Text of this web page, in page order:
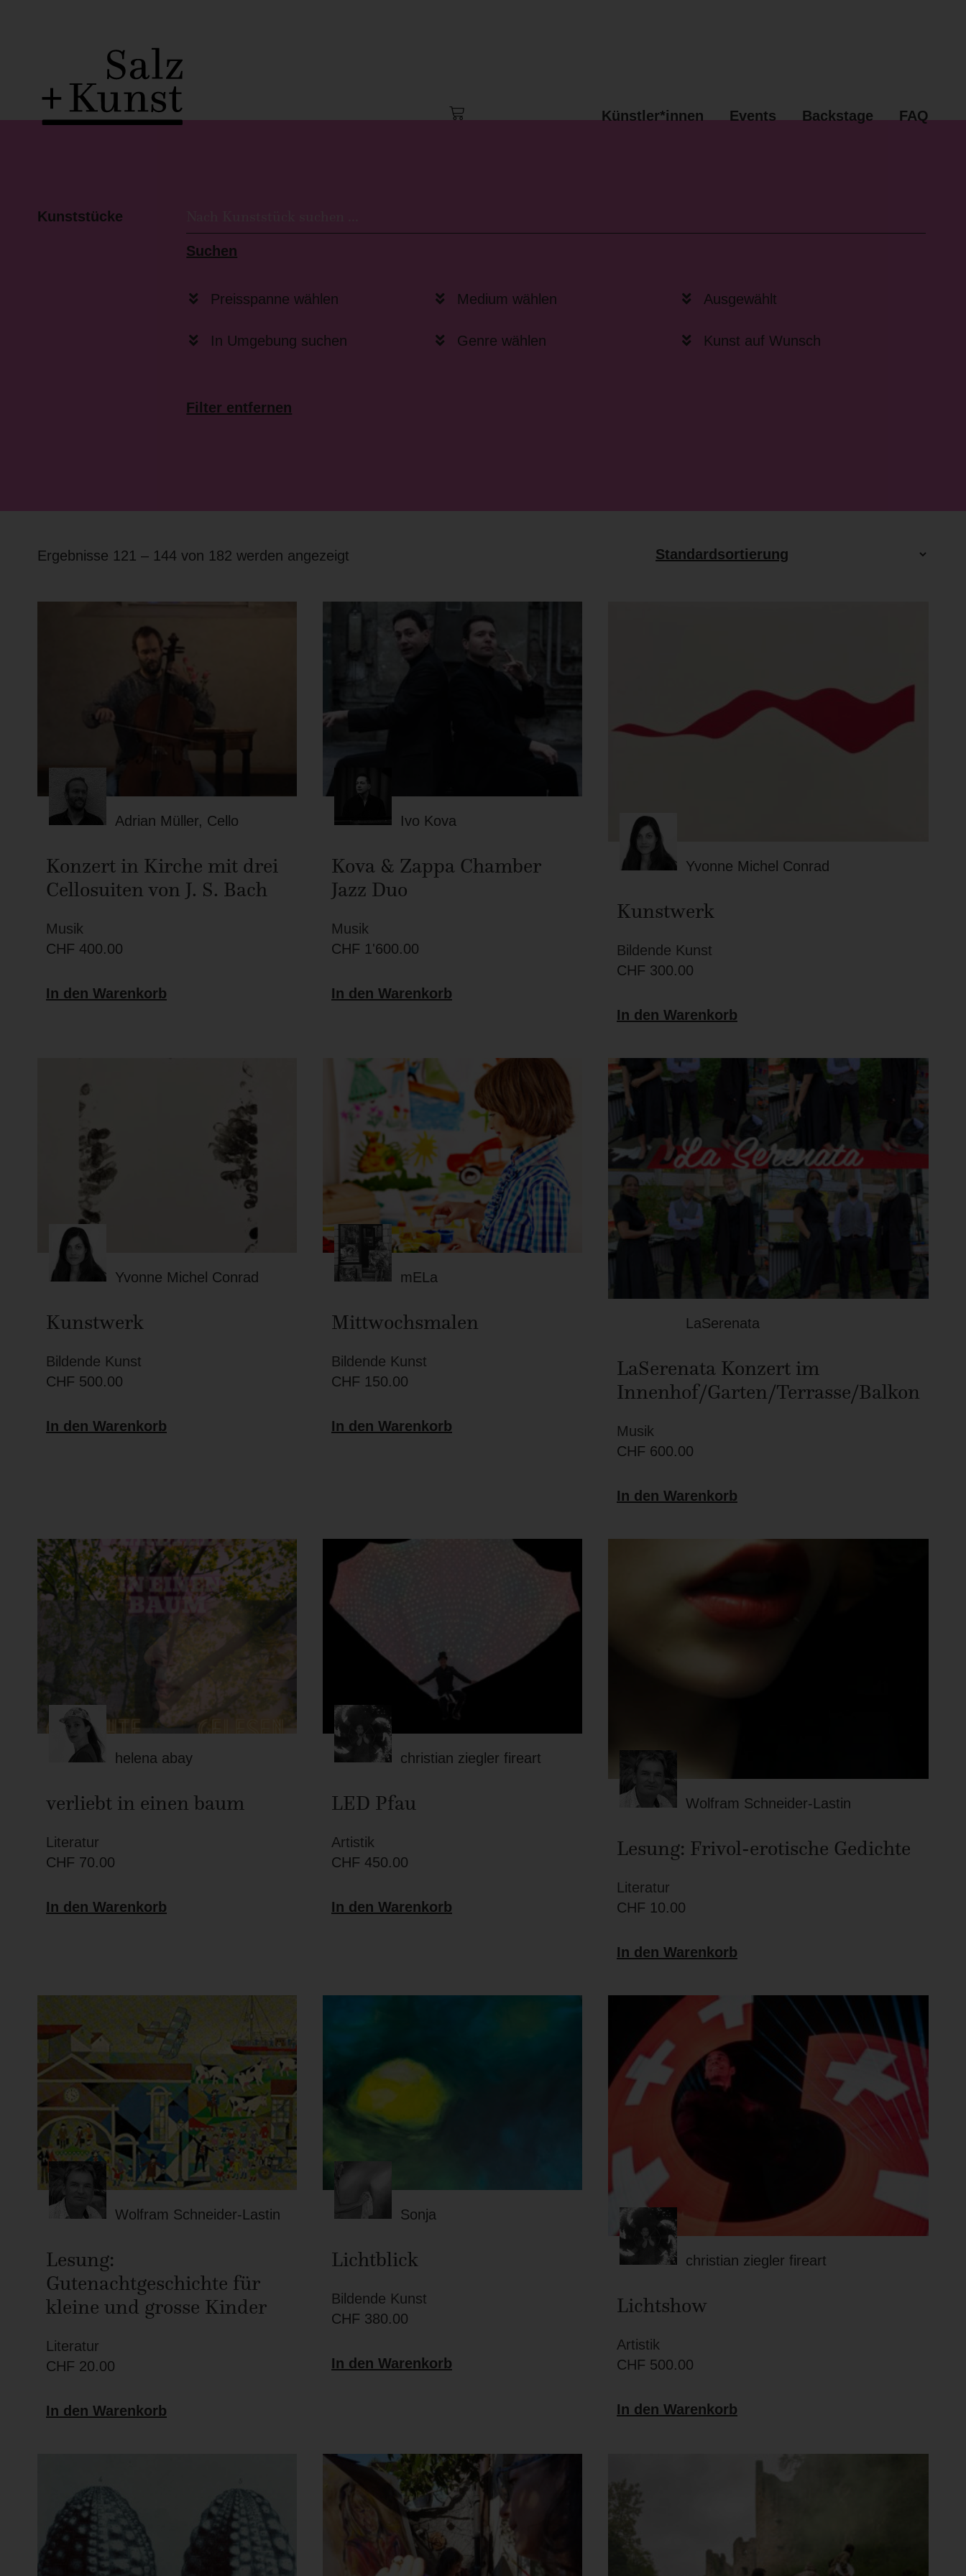
Künstler*innen Events Backstage FAQ
Kunststücke
Suchen
Preisspanne wählen Medium wählen Ausgewählt
In Umgebung suchen Genre wählen Kunst auf Wunsch
Filter entfernen
Ergebnisse 121 – 144 von 182 werden angezeigt
Adrian Müller, Cello
Konzert in Kirche mit drei
Cellosuiten von J. S. Bach
Musik
CHF 400.00
In den Warenkorb
Ivo Kova
Kova & Zappa Chamber
Jazz Duo
Musik
CHF 1'600.00
In den Warenkorb
Yvonne Michel Conrad
Kunstwerk
Bildende Kunst
CHF 300.00
In den Warenkorb
Yvonne Michel Conrad
Kunstwerk
Bildende Kunst
CHF 500.00
In den Warenkorb
mELa
Mittwochsmalen
Bildende Kunst
CHF 150.00
In den Warenkorb
LaSerenata
LaSerenata Konzert im
Innenhof/Garten/Terrasse/Balkon
Musik
CHF 600.00
In den Warenkorb
helena abay
verliebt in einen baum
Literatur
CHF 70.00
In den Warenkorb
christian ziegler fireart
LED Pfau
Artistik
CHF 450.00
In den Warenkorb
Wolfram Schneider-Lastin
Lesung: Frivol-erotische Gedichte
Literatur
CHF 10.00
In den Warenkorb
Wolfram Schneider-Lastin
Lesung:
Gutenachtgeschichte für
kleine und grosse Kinder
Literatur
CHF 20.00
In den Warenkorb
Sonja
Lichtblick
Bildende Kunst
CHF 380.00
In den Warenkorb
christian ziegler fireart
Lichtshow
Artistik
CHF 500.00
In den Warenkorb